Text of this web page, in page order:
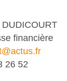
financière
26 52